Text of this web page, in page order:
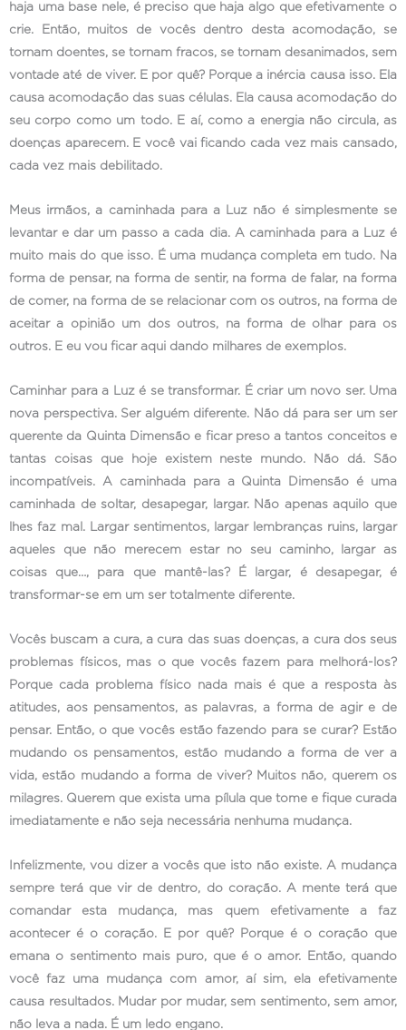
haja uma base nele, é preciso que haja algo que efetivamente o
crie. Então, muitos de vocês dentro desta acomodação, se
tornam doentes, se tornam fracos, se tornam desanimados, sem
vontade até de viver. E por quê? Porque a inércia causa isso. Ela
causa acomodação das suas células. Ela causa acomodação do
seu corpo como um todo. E aí, como a energia não circula, as
doenças aparecem. E você vai ficando cada vez mais cansado,
cada vez mais debilitado.
Meus irmãos, a caminhada para a Luz não é simplesmente se
levantar e dar um passo a cada dia. A caminhada para a Luz é
muito mais do que isso. É uma mudança completa em tudo. Na
forma de pensar, na forma de sentir, na forma de falar, na forma
de comer, na forma de se relacionar com os outros, na forma de
aceitar a opinião um dos outros, na forma de olhar para os
outros. E eu vou ficar aqui dando milhares de exemplos.
Caminhar para a Luz é se transformar. É criar um novo ser. Uma
nova perspectiva. Ser alguém diferente. Não dá para ser um ser
querente da Quinta Dimensão e ficar preso a tantos conceitos e
tantas coisas que hoje existem neste mundo. Não dá. São
incompatíveis. A caminhada para a Quinta Dimensão é uma
caminhada de soltar, desapegar, largar. Não apenas aquilo que
lhes faz mal. Largar sentimentos, largar lembranças ruins, largar
aqueles que não merecem estar no seu caminho, largar as
coisas que…, para que mantê-las? É largar, é desapegar, é
transformar-se em um ser totalmente diferente.
Vocês buscam a cura, a cura das suas doenças, a cura dos seus
problemas físicos, mas o que vocês fazem para melhorá-los?
Porque cada problema físico nada mais é que a resposta às
atitudes, aos pensamentos, as palavras, a forma de agir e de
pensar. Então, o que vocês estão fazendo para se curar? Estão
mudando os pensamentos, estão mudando a forma de ver a
vida, estão mudando a forma de viver? Muitos não, querem os
milagres. Querem que exista uma pílula que tome e fique curada
imediatamente e não seja necessária nenhuma mudança.
Infelizmente, vou dizer a vocês que isto não existe. A mudança
sempre terá que vir de dentro, do coração. A mente terá que
comandar esta mudança, mas quem efetivamente a faz
acontecer é o coração. E por quê? Porque é o coração que
emana o sentimento mais puro, que é o amor. Então, quando
você faz uma mudança com amor, aí sim, ela efetivamente
causa resultados. Mudar por mudar, sem sentimento, sem amor,
não leva a nada. É um ledo engano.